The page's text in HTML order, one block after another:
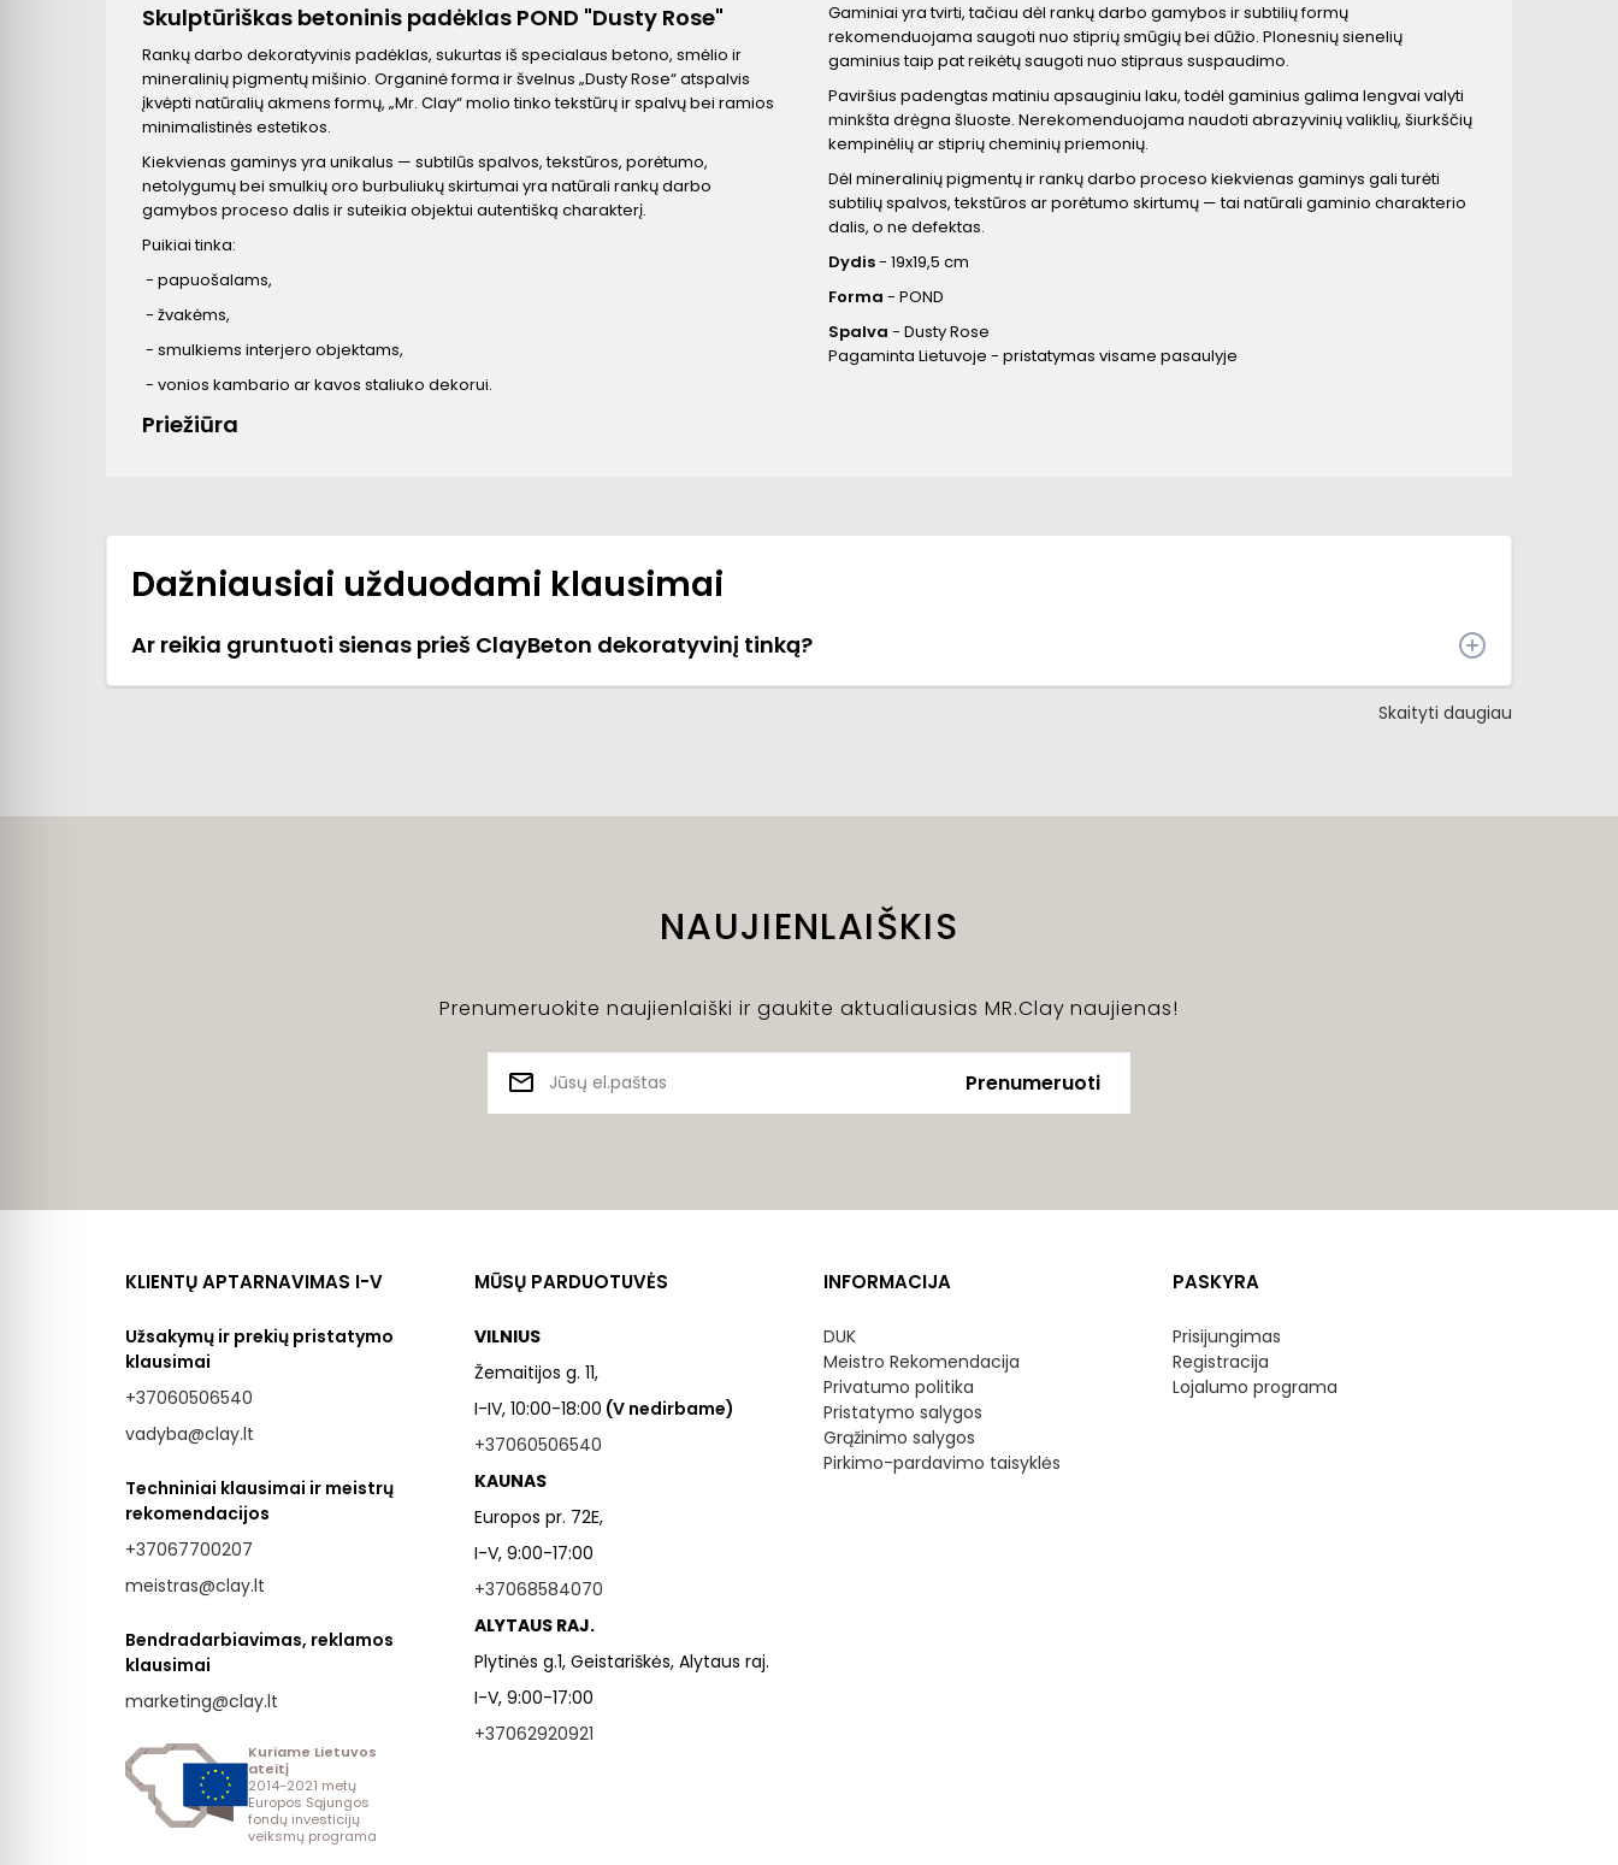
Skulptūriškas betoninis padėklas POND "Dusty Rose"
Rankų darbo dekoratyvinis padėklas, sukurtas iš specialaus betono, smėlio ir
mineralinių pigmentų mišinio. Organinė forma ir švelnus „Dusty Rose“ atspalvis
įkvėpti natūralių akmens formų, „Mr. Clay“ molio tinko tekstūrų ir spalvų bei ramios
minimalistinės estetikos.
Kiekvienas gaminys yra unikalus — subtilūs spalvos, tekstūros, porėtumo,
netolygumų bei smulkių oro burbuliukų skirtumai yra natūrali rankų darbo
gamybos proceso dalis ir suteikia objektui autentišką charakterį.
Puikiai tinka:
- papuošalams,
- žvakėms,
- smulkiems interjero objektams,
- vonios kambario ar kavos staliuko dekorui.
Priežiūra
Gaminiai yra tvirti, tačiau dėl rankų darbo gamybos ir subtilių formų
rekomenduojama saugoti nuo stiprių smūgių bei dūžio. Plonesnių sienelių
gaminius taip pat reikėtų saugoti nuo stipraus suspaudimo.
Paviršius padengtas matiniu apsauginiu laku, todėl gaminius galima lengvai valyti
minkšta drėgna šluoste. Nerekomenduojama naudoti abrazyvinių valiklių, šiurkščių
kempinėlių ar stiprių cheminių priemonių.
Dėl mineralinių pigmentų ir rankų darbo proceso kiekvienas gaminys gali turėti
subtilių spalvos, tekstūros ar porėtumo skirtumų — tai natūrali gaminio charakterio
dalis, o ne defektas.
Dydis- 19x19,5 cm
Forma - POND
Spalva - Dusty Rose
Pagaminta Lietuvoje - pristatymas visame pasaulyje
Dažniausiai užduodami klausimai
Ar reikia gruntuoti sienas prieš ClayBeton dekoratyvinį tinką?
Skaityti daugiau
NAUJIENLAIŠKIS
Prenumeruokite naujienlaiški ir gaukite aktualiausias MR.Clay naujienas!
Prenumeruoti
KLIENTŲ APTARNAVIMAS I-V
Užsakymų ir prekių pristatymo
klausimai
+37060506540
vadyba@clay.lt
Techniniai klausimai ir meistrų
rekomendacijos
+37067700207
meistras@clay.lt
Bendradarbiavimas, reklamos
klausimai
marketing@clay.lt
Kuriame Lietuvos
ateitį
2014-2021 metų
Europos Sąjungos
fondų investicijų
veiksmų programa
MŪSŲ PARDUOTUVĖS
VILNIUS
Žemaitijos g. 11,
I-IV, 10:00-18:00 (V nedirbame)
+37060506540
KAUNAS
Europos pr. 72E,
I-V, 9:00-17:00
+37068584070
ALYTAUS RAJ.
Plytinės g.1, Geistariškės, Alytaus raj.
I-V, 9:00-17:00
+37062920921
INFORMACIJA
DUK
Meistro Rekomendacija
Privatumo politika
Pristatymo salygos
Grąžinimo salygos
Pirkimo-pardavimo taisyklės
PASKYRA
Prisijungimas
Registracija
Lojalumo programa